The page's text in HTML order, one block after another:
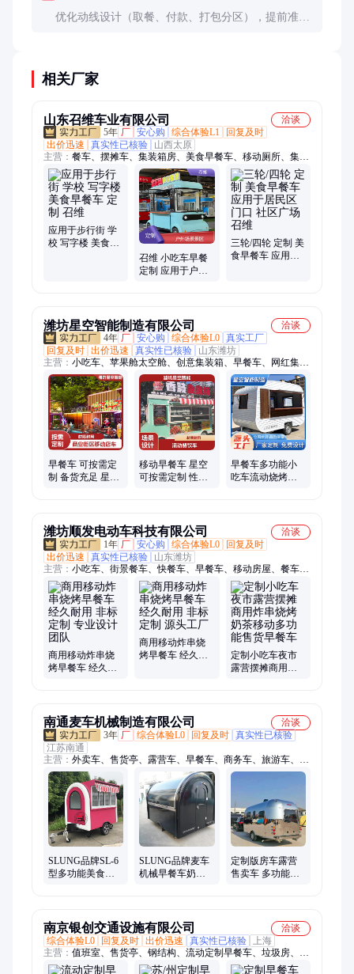
优化动线设计（取餐、付款、打包分区），提前准备
相关厂家
山东召维车业有限公司
洽谈
5年 厂 安心购 综合体验L1
回复及时
出价迅速
真实性已核验
山西太原
主营： 餐车、摆摊车、集装箱房、美食早餐车、移动厕所、集装
箱、岗亭、小吃车
应用于步行街 学
校 写字楼 美食早
召维 小吃车早餐
定制 应用于户外
三轮/四轮 定制 美
食早餐车 应用于
潍坊星空智能制造有限公司
洽谈
4年 厂 安心购 综合体验L0 真实工厂
回复及时 出价迅速 真实性已核验
山东潍坊
主营： 小吃车、苹果舱太空舱、创意集装箱、早餐车、网红集装
箱、住人集装箱、移动民宿房、售卖亭、苹果舱民宿、四轮电动
餐车、网红箱、移动房屋、景区民宿房屋、快餐车、摆摊车、多
功能餐车、集装箱商业街、营地摆摊车、多功能小吃车、移动餐
车、网红夜市摆摊车、咖啡车餐车、景区摊位车、集装箱、餐车
定制
早餐车 可按需定
制 备货充足 星空
移动早餐车 星空
可按需定制 性能
早餐车多功能小
吃车流动烧烤定
潍坊顺发电动车科技有限公司
洽谈
1年 厂 安心购 综合体验L0
回复及时
出价迅速
真实性已核验
山东潍坊
主营： 小吃车、街景餐车、快餐车、早餐车、移动房屋、餐车摆
摊车商用、多功能餐车、摆摊美食车、移动美食车、苹果舱移动
房、露营集装箱房屋、集装箱商铺、苹果舱移动民宿、太空舱民
宿、餐车移动多功能餐车、售卖亭、户外移动苹果舱、苹果舱智
慧驿站、电动摆摊车、网红餐车、商业街集装箱、网红箱店铺、
网红箱售卖亭、创意集装箱、太空舱、办公接待室阳光房
商用移动炸串烧
烤早餐车 经久耐
商用移动炸串烧
烤早餐车 经久耐
定制小吃车夜市
露营摆摊商用炸
南通麦车机械制造有限公司
洽谈
3年 厂 综合体验L0 回复及时 真实性已核验
江苏南通
主营： 外卖车、售货亭、露营车、早餐车、商务车、旅游车、小
推车、美食车、旅行车、一体车、牵引车、冰淇淋、服装店、餐
饮车、售货车、流动车、电动车、休闲车、水果车、工具箱、咖
啡车、手推车、旅居车、房屋车、售卖车
SLUNG品牌SL-6
型多功能美食车
SLUNG品牌麦车
机械早餐车奶茶
定制版房车露营
售卖车 多功能小
南京银创交通设施有限公司
洽谈
综合体验L0
回复及时 出价迅速 真实性已核验
上海
主营： 值班室、售货亭、钢结构、流动定制早餐车、垃圾房、亭
门禁、保安亭、站岗亭、门卫室、保安室、吸烟亭、门卫岗亭、